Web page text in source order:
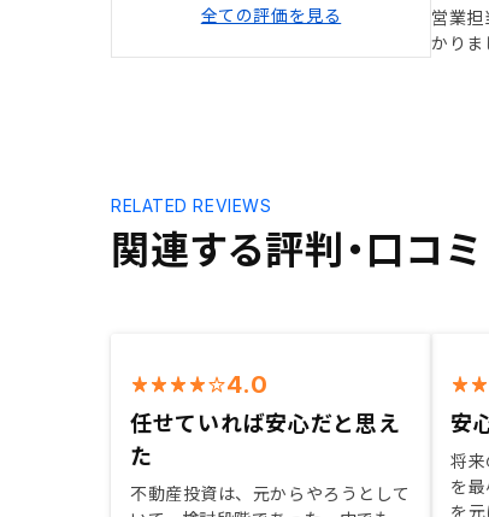
全ての評価を見る
営業
かりま
関連する評判・口コミ
RELATED REVIEWS
4.0
任せていれば安心だと思え
た
不動産投資は、元からやろうとして
安
将
を
を